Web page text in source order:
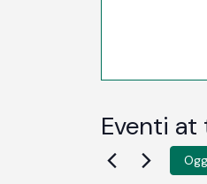
Eventi at